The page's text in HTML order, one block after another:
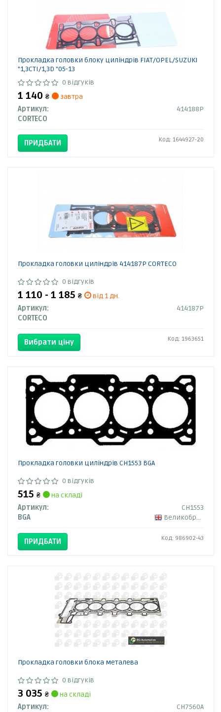
Прокладка головки блоку циліндрів FIAT/OPEL/SUZUKI
"1,3CTI/1,3D "05-13
0 відгуків
1 140 ₴
завтра
Артикул:
414188P
CORTECO
ПРИДБАТИ Код: 1644927-20
Прокладка головки циліндрів 414187P CORTECO
0 відгуків
1 110 - 1 185 ₴
від 1 дн.
Артикул:
414187P
CORTECO
Вибрати ціну Код: 1963651
Прокладка головки циліндрів CH1553 BGA
0 відгуків
515 ₴
на складі
Артикул:
CH1553
BGA
Великобританія
ПРИДБАТИ Код: 986902-43
Прокладка головки блока металева
0 відгуків
3 035 ₴
на складі
Артикул:
CH7560A